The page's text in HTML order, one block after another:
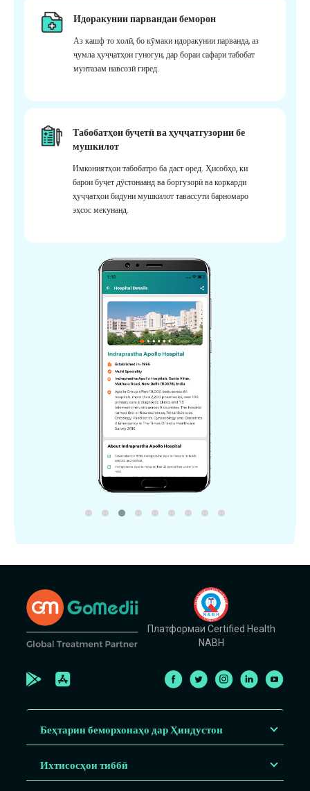
Идоракунии парвандаи беморон
Аз кашф то холӣ, бо кӯмаки идоракунии парванда, аз
ҷумла ҳуҷҷатҳои гуногун, дар бораи сафари табобат
мунтазам навсозӣ гиред.
Табобатҳои буҷетӣ ва ҳуҷҷатгузории бе
мушкилот
Имкониятҳои табобатро ба даст оред. Ҳисобҳо, ки
барои буҷет дӯстонаанд ва боргузорӣ ва коркарди
ҳуҷҷатҳои бидуни мушкилот тавассути барномаро
эҳсос мекунанд.
Платформаи Certified Health
NABH
Беҳтарин беморхонаҳо дар Ҳиндустон
Ихтисосҳои тиббӣ